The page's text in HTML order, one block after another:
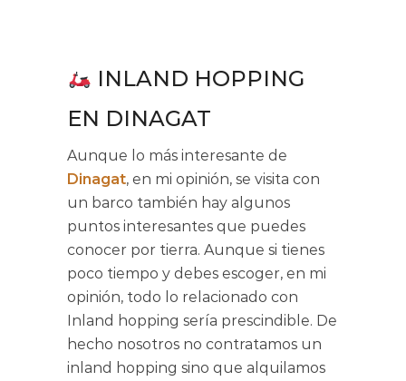
INLAND HOPPING
EN DINAGAT
Aunque lo más interesante de
Dinagat, en mi opinión, se visita con
un barco también hay algunos
puntos interesantes que puedes
conocer por tierra. Aunque si tienes
poco tiempo y debes escoger, en mi
opinión, todo lo relacionado con
Inland hopping sería prescindible. De
hecho nosotros no contratamos un
inland hopping sino que alquilamos